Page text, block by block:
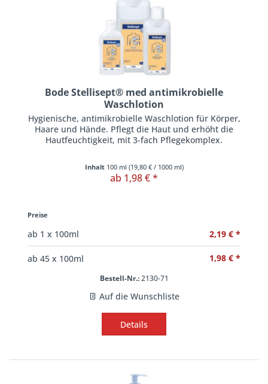
Bode Stellisept® med antimikrobielle
Waschlotion
Hygienische, antimikrobielle Waschlotion für Körper,
Haare und Hände. Pflegt die Haut und erhöht die
Hautfeuchtigkeit, mit 3-fach Pflegekomplex.
Inhalt 100 ml (19,80 €/ 1000 ml)
ab 1,98 € *
Preise
ab 1x 100ml 2,19 € *
ab 45x 100ml 1,98 € *
Bestell-Nr.:2130-71
Auf die Wunschliste
Details